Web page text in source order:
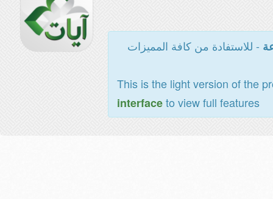
- للاستفادة من كافة المميزات
This is the light version of the
interfaceto view full features